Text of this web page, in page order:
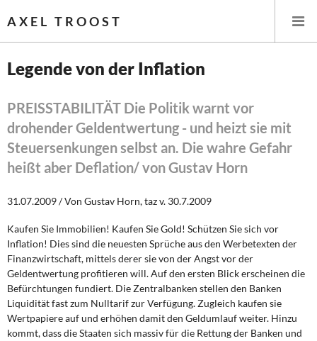
AXEL TROOST
Themen
Leitlinien linker Wirtschafts- und Finanzpolitik
Wirtschaftspolitik
Steuer- und Finanzpolitik
Öffentliche Infrastruktur und Daseinsvorsorge
Eurokrise und Griechenland
DIE LINKE
Legende von der Inflation
PREISSTABILITÄT Die Politik warnt vor
drohender Geldentwertung - und heizt sie mit
Steuersenkungen selbst an. Die wahre Gefahr
heißt aber Deflation/ von Gustav Horn
31.07.2009 / Von Gustav Horn, taz v. 30.7.2009
Kaufen Sie Immobilien! Kaufen Sie Gold! Schützen Sie sich vor
Inflation! Dies sind die neuesten Sprüche aus den Werbetexten der
Finanzwirtschaft, mittels derer sie von der Angst vor der
Geldentwertung profitieren will. Auf den ersten Blick erscheinen die
Befürchtungen fundiert. Die Zentralbanken stellen den Banken
Liquidität fast zum Nulltarif zur Verfügung. Zugleich kaufen sie
Wertpapiere auf und erhöhen damit den Geldumlauf weiter. Hinzu
kommt, dass die Staaten sich massiv für die Rettung der Banken und